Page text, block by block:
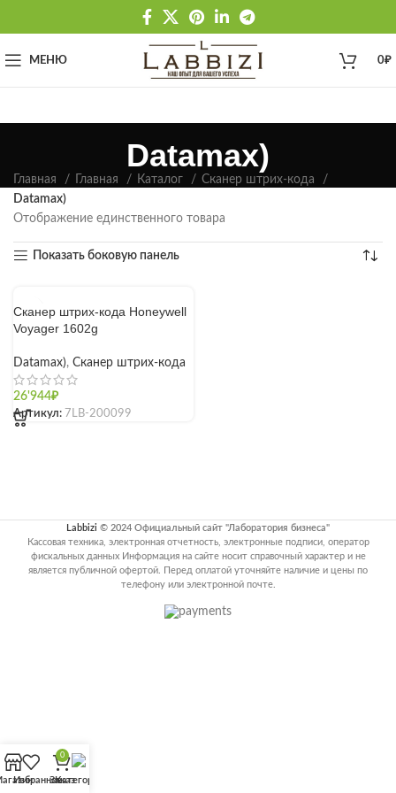
МЕНЮ 0₽
Datamax)
Главная Главная Каталог
Сканер штрих-кода
Datamax)
Отображение единственного товара
Показать боковую панель
Сканер штрих-кода Honeywell
Voyager 1602g
Datamax), Сканер штрих-кода
26'944₽
Артикул: 7LB-200099
Labbizi © 2024 Официальный сайт "Лаборатория бизнеса"
Кассовая техника, электронная отчетность, электронные подписи, оператор
фискальных данных Информация на сайте носит справочный характер и не
является публичной офертой. Перед оплатой уточняйте наличие и цены по
телефону или электронной почте.
Избранное
0
Заказ
Категории